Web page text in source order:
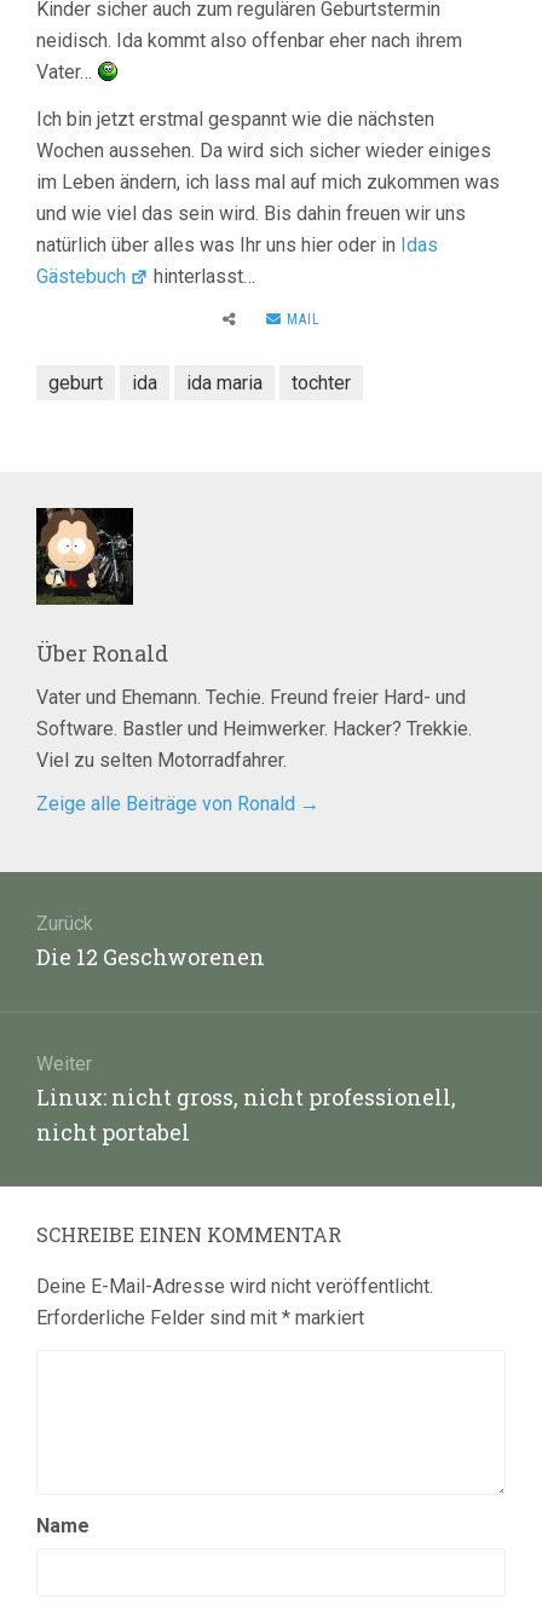
Kinder sicher auch zum regulären Geburtstermin
neidisch. Ida kommt also offenbar eher nach ihrem
Vater…
Ich bin jetzt erstmal gespannt wie die nächsten
Wochen aussehen. Da wird sich sicher wieder einiges
im Leben ändern, ich lass mal auf mich zukommen was
und wie viel das sein wird. Bis dahin freuen wir uns
natürlich über alles was Ihr uns hier oder in Idas
Gästebuch
hinterlasst…
MAIL
geburt ida ida maria tochter
Über Ronald
Vater und Ehemann. Techie. Freund freier Hard- und
Software. Bastler und Heimwerker. Hacker? Trekkie.
Viel zu selten Motorradfahrer.
Zeige alle Beiträge von Ronald →
Zurück
Vorheriger
Die 12 Geschworenen
Weiter
Nächster
Beitrag:
Linux: nicht gross, nicht professionell,
nicht portabel
SCHREIBE EINEN KOMMENTAR
Deine E-Mail-Adresse wird nicht veröffentlicht.
Erforderliche Felder sind mit * markiert
Name